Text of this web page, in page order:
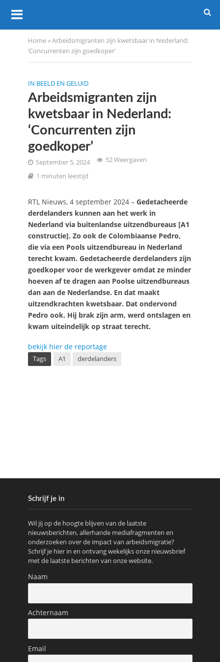
Home»Arbeidsmigranten zijn kwetsbaar in Nederland:
‘Concurrenten zijn goedkoper’
IN BEELD EN GELUID
Arbeidsmigranten zijn
kwetsbaar in Nederland:
‘Concurrenten zijn
goedkoper’
September 5, 2024
52 Weergaven
1 minuten leestijd
RTL Nieuws, 4 september 2024 – Gedetacheerde
derdelanders kunnen aan het werk in
Nederland via buitenlandse uitzendbureaus [A1
constructie]. Zo ook de Colombiaanse Pedro,
die via een Pools uitzendbureau in Nederland
terecht kwam. Gedetacheerde derdelanders zijn
goedkoper voor de werkgever omdat ze minder
hoeven af te dragen aan Poolse uitzendbureaus
dan aan de Nederlandse. En dat maakt
uitzendkrachten kwetsbaar. Dat ondervond
Pedro ook. Hij brak zijn arm, werd ontslagen en
kwam uiteindelijk op straat terecht.
bekijk hier de reportage
Tags A1 derdelanders
Schrijf je in
Wil jij op de hoogte blijven van de laatste
nieuwsberichten, allerhande mediafragmenten en
onderzoeken over de impact van arbeidsmigratie?
Schrijf je hier in en ontvang wekelijks onze nieuwsbrief
met de laatste berichten van onze website.
Naam
Achternaam
Email